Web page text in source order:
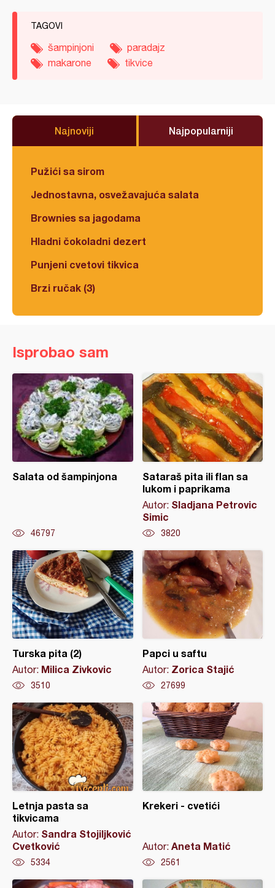
TAGOVI
šampinjoni
paradajz
makarone
tikvice
Najnoviji Najpopularniji
Pužići sa sirom
Jednostavna, osvežavajuća salata
Brownies sa jagodama
Hladni čokoladni dezert
Punjeni cvetovi tikvica
Brzi ručak (3)
Isprobao sam
Salata od šampinjona
46797
Sataraš pita ili flan sa
lukom i paprikama
Autor: Sladjana Petrovic
Simic
3820
Turska pita (2)
Autor: Milica Zivkovic
3510
Papci u saftu
Autor: Zorica Stajić
27699
Letnja pasta sa
tikvicama
Autor: Sandra Stojiljković
Cvetković
5334
Krekeri - cvetići
Autor: Aneta Matić
2561